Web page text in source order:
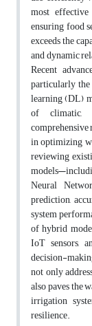
most
ensuring food
exceeds the
and dynamic
Recent
particularly
learning (DL)
of climatic,
in optimizing
reviewing
Neural
prediction,
system
of hybrid
IoT sensors,
decision-
not only
also paves the
irrigation
resilience.